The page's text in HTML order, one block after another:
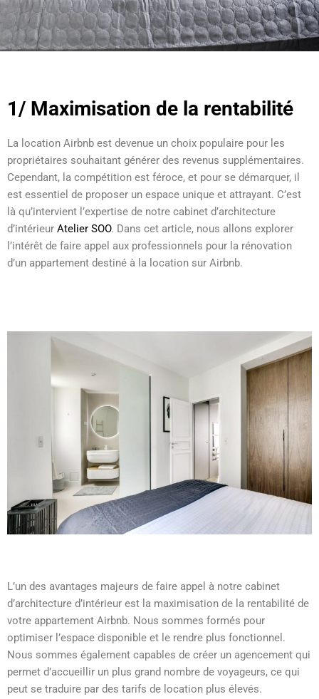
1/ Maximisation de la rentabilité
La location Airbnb est devenue un choix populaire pour les
propriétaires souhaitant générer des revenus supplémentaires.
Cependant, la compétition est féroce, et pour se démarquer, il
est essentiel de proposer un espace unique et attrayant. C’est
là qu’intervient l’expertise de notre cabinet d’architecture
d’intérieur Atelier SOO. Dans cet article, nous allons explorer
l’intérêt de faire appel aux professionnels pour la rénovation
d’un appartement destiné à la location sur Airbnb.
L’un des avantages majeurs de faire appel à notre cabinet
d’architecture d’intérieur est la maximisation de la rentabilité de
votre appartement Airbnb. Nous sommes formés pour
optimiser l’espace disponible et le rendre plus fonctionnel.
Nous sommes également capables de créer un agencement qui
permet d’accueillir un plus grand nombre de voyageurs, ce qui
peut se traduire par des tarifs de location plus élevés.